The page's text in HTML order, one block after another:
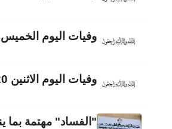
وفيات اليوم الخميس 2026/7/23
وفيات اليوم الاثنين 2026/7/20
"الفساد" مهتمة بما